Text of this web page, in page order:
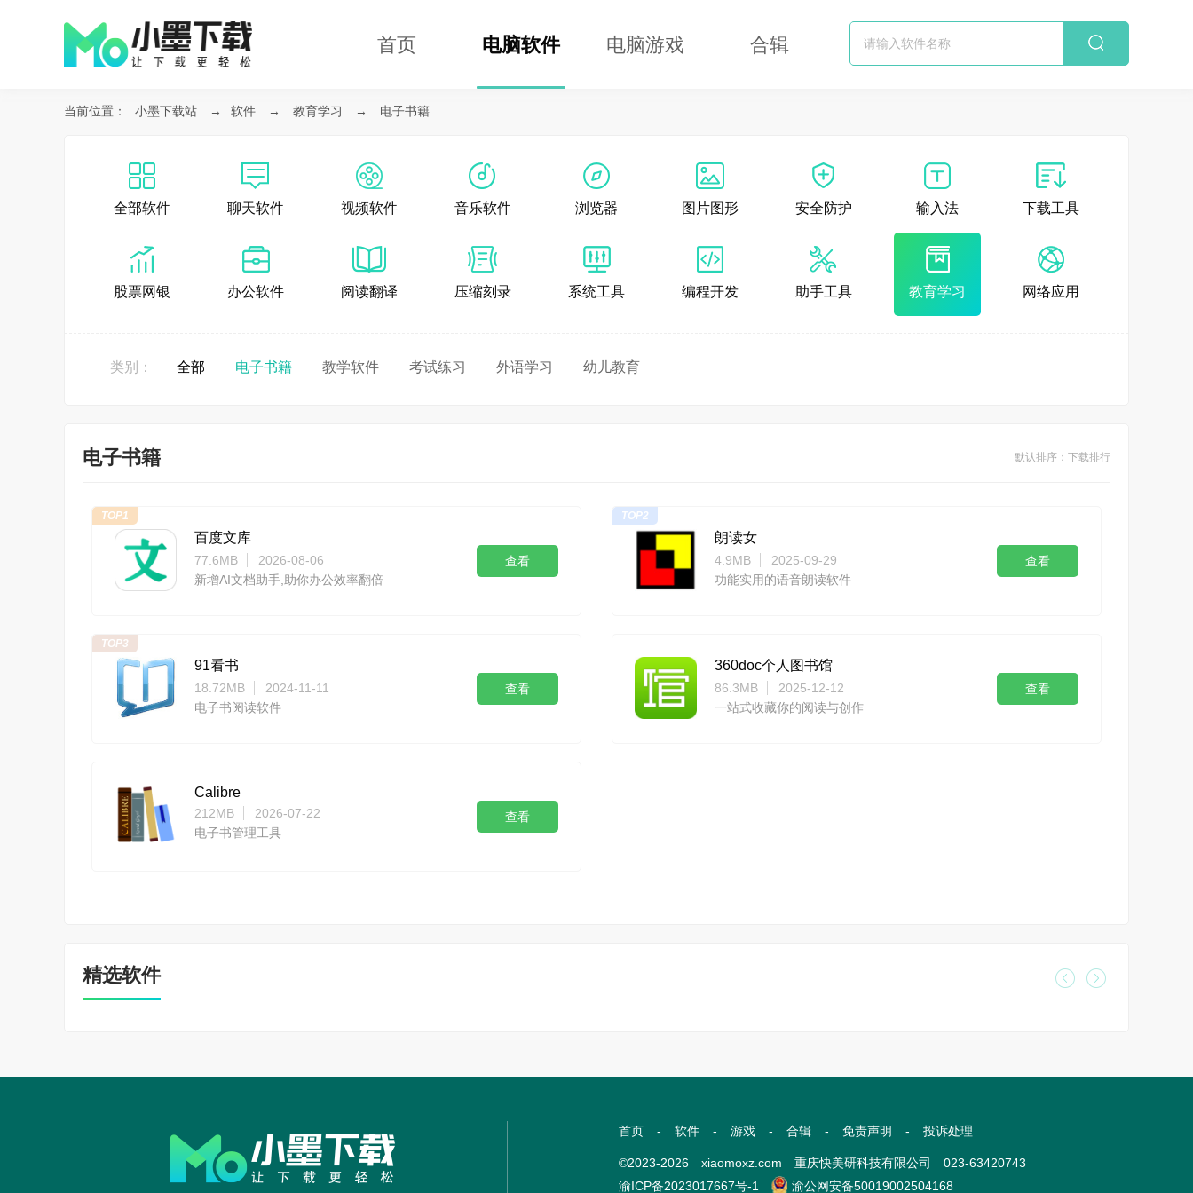
首页 电脑软件 电脑游戏 合辑
当前位置： 小墨下载站 → 软件 → 教育学习 → 电子书籍
全部软件 聊天软件 视频软件 音乐软件 浏览器 图片图形 安全防护 输入法 下载工具
股票网银 办公软件 阅读翻译 压缩刻录 系统工具 编程开发 助手工具 教育学习 网络应用
类别： 全部 电子书籍 教学软件 考试练习 外语学习 幼儿教育
电子书籍 默认排序：下载排行
百度文库
77.6MB
2026-08-06
新增AI文档助手,助你办公效率翻倍
查看
TOP1
朗读女
4.9MB
2025-09-29
功能实用的语音朗读软件
查看
TOP2
91看书
18.72MB
2024-11-11
电子书阅读软件
查看
TOP3
360doc个人图书馆
86.3MB
2025-12-12
一站式收藏你的阅读与创作
查看
Calibre
212MB
2026-07-22
电子书管理工具
查看
精选软件
首页 - 软件 - 游戏 - 合辑 - 免责声明 - 投诉处理
©2023-2026 xiaomoxz.com 重庆快美研科技有限公司 023-63420743
渝ICP备2023017667号-1
渝公网安备50019002504168